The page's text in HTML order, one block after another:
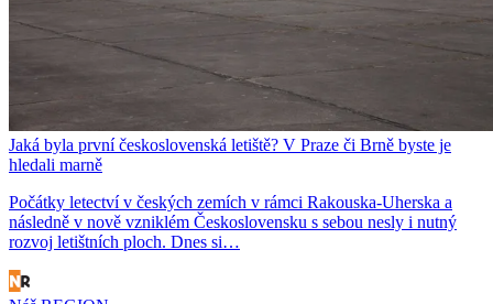
Jaká byla první československá letiště? V Praze či Brně byste je
hledali marně
Počátky letectví v českých zemích v rámci Rakouska-Uherska a
následně v nově vzniklém Československu s sebou nesly i nutný
rozvoj letištních ploch. Dnes si…